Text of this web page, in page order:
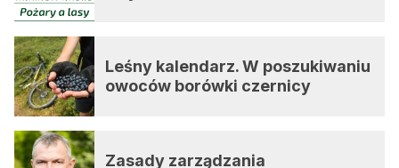
Leśny kalendarz. W poszukiwaniu
owoców borówki czernicy
Zasady zarządzania